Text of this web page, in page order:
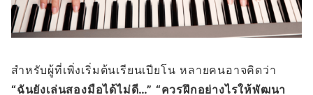
สำหรับผู้ที่เพิ่งเริ่มต้นเรียนเปียโน หลายคนอาจคิดว่า
“ฉันยังเล่นสองมือได้ไม่ดี…” “ควรฝึกอย่างไรให้พัฒนา